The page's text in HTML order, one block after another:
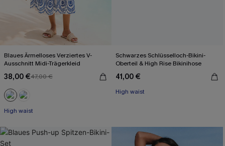
Blaues Ärmelloses Verziertes V-
Ausschnitt Midi-Trägerkleid
38,00 €47,00 €
High waist
Schwarzes Schlüsselloch-Bikini-
Oberteil & High Rise Bikinihose
41,00 €
High waist